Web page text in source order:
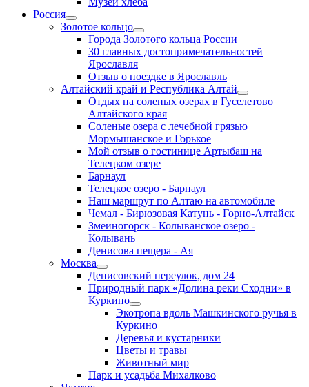
Россия
Золотое кольцо
Города Золотого кольца России
30 главных достопримечательностей
Ярославля
Отзыв о поездке в Ярославль
Алтайский край и Республика Алтай
Отдых на соленых озерах в Гуселетово
Алтайского края
Соленые озера с лечебной грязью
Мормышанское и Горькое
Мой отзыв о гостинице Артыбаш на
Телецком озере
Барнаул
Телецкое озеро - Барнаул
Наш маршрут по Алтаю на автомобиле
Чемал - Бирюзовая Катунь - Горно-Алтайск
Змеиногорск - Колыванское озеро -
Колывань
Денисова пещера - Ая
Москва
Денисовский переулок, дом 24
Природный парк «Долина реки Сходни» в
Куркино
Экотропа вдоль Машкинского ручья в
Куркино
Деревья и кустарники
Цветы и травы
Животный мир
Парк и усадьба Михалково